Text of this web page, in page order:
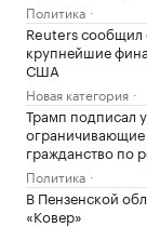
Политика
Reuters сообщил
крупнейшие
США
Новая категория
Трамп подписал
ограничивающие
гражданство по
Политика
В Пензенской
«Ковер»